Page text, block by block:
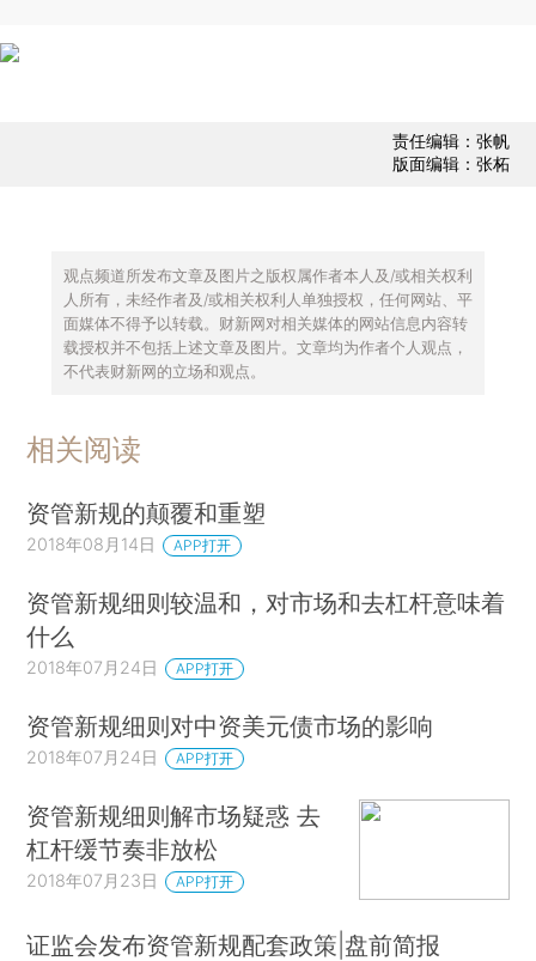
责任编辑：张帆
版面编辑：张柘
观点频道所发布文章及图片之版权属作者本人及/或相关权利
人所有，未经作者及/或相关权利人单独授权，任何网站、平
面媒体不得予以转载。财新网对相关媒体的网站信息内容转
载授权并不包括上述文章及图片。文章均为作者个人观点，
不代表财新网的立场和观点。
相关阅读
资管新规的颠覆和重塑
2018年08月14日 APP打开
资管新规细则较温和，对市场和去杠杆意味着
什么
2018年07月24日 APP打开
资管新规细则对中资美元债市场的影响
2018年07月24日 APP打开
资管新规细则解市场疑惑 去
杠杆缓节奏非放松
2018年07月23日 APP打开
证监会发布资管新规配套政策|盘前简报